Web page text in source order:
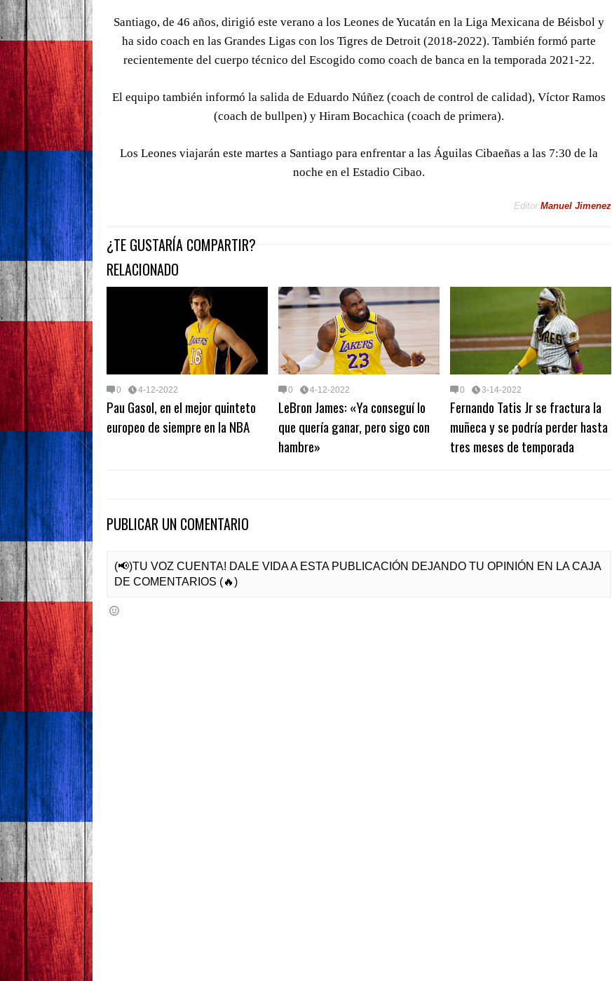
Santiago, de 46 años, dirigió este verano a los Leones de Yucatán en la Liga Mexicana de Béisbol y
ha sido coach en las Grandes Ligas con los Tigres de Detroit (2018-2022). También formó parte
recientemente del cuerpo técnico del Escogido como coach de banca en la temporada 2021-22.
El equipo también informó la salida de Eduardo Núñez (coach de control de calidad), Víctor Ramos
(coach de bullpen) y Hiram Bocachica (coach de primera).
Los Leones viajarán este martes a Santiago para enfrentar a las Águilas Cibaeñas a las 7:30 de la
noche en el Estadio Cibao.
Editor Manuel Jimenez
¿TE GUSTARÍA COMPARTIR?
RELACIONADO
0 4-12-2022
Pau Gasol, en el mejor quinteto
europeo de siempre en la NBA
0 4-12-2022
LeBron James: «Ya conseguí lo
que quería ganar, pero sigo con
hambre»
0 3-14-2022
Fernando Tatis Jr se fractura la
muñeca y se podría perder hasta
tres meses de temporada
PUBLICAR UN COMENTARIO
(📢)TU VOZ CUENTA! DALE VIDA A ESTA PUBLICACIÓN DEJANDO TU OPINIÓN EN LA CAJA
DE COMENTARIOS (🔥)